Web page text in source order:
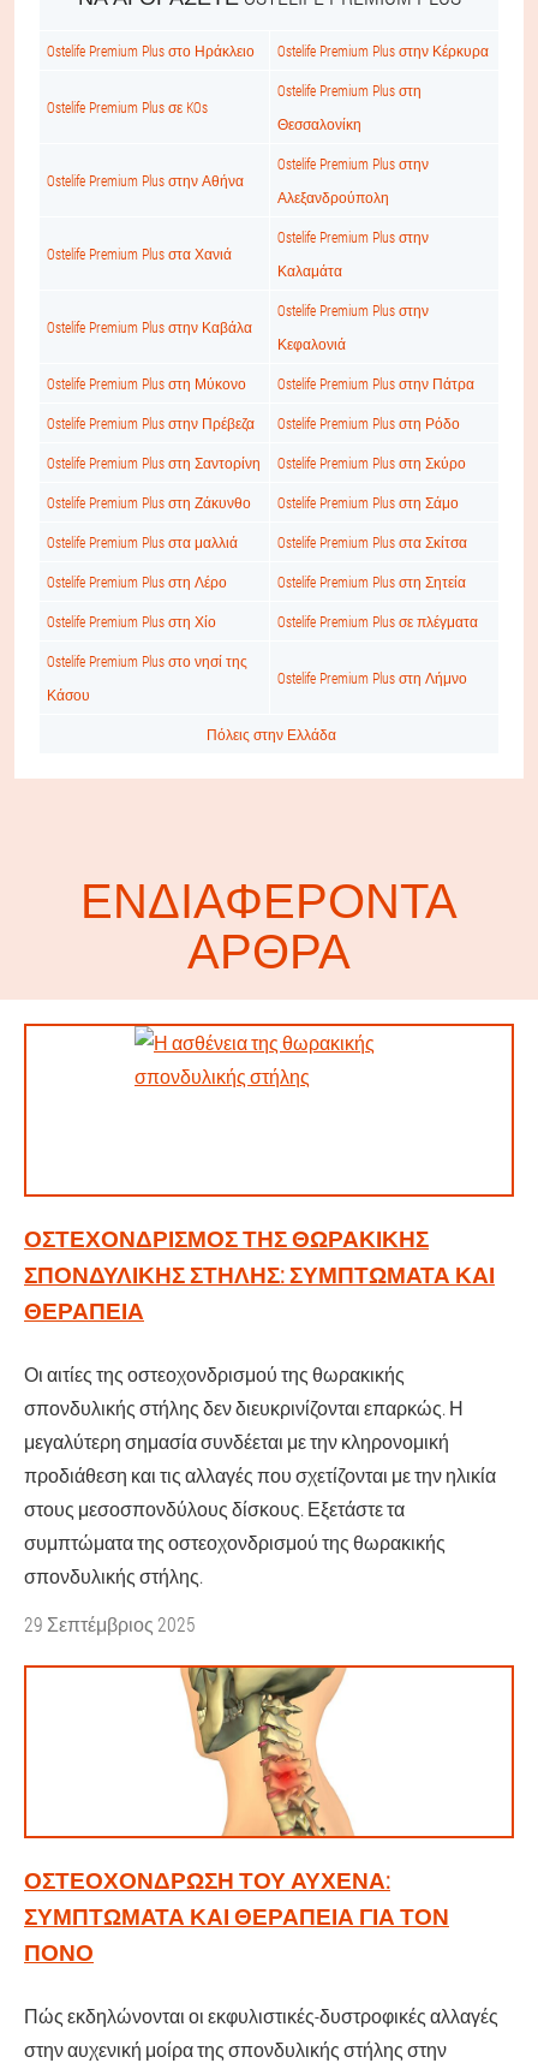
Ostelife Premium Plus στο Ηράκλειο Ostelife Premium Plus στην Κέρκυρα
Ostelife Premium Plus σε KOs
Ostelife Premium Plus στη
Θεσσαλονίκη
Ostelife Premium Plus στην Αθήνα
Ostelife Premium Plus στην
Αλεξανδρούπολη
Ostelife Premium Plus στα Χανιά
Ostelife Premium Plus στην
Καλαμάτα
Ostelife Premium Plus στην Καβάλα
Ostelife Premium Plus στην
Κεφαλονιά
Ostelife Premium Plus στη Μύκονο Ostelife Premium Plus στην Πάτρα
Ostelife Premium Plus στην Πρέβεζα Ostelife Premium Plus στη Ρόδο
Ostelife Premium Plus στη Σαντορίνη Ostelife Premium Plus στη Σκύρο
Ostelife Premium Plus στη Ζάκυνθο Ostelife Premium Plus στη Σάμο
Ostelife Premium Plus στα μαλλιά Ostelife Premium Plus στα Σκίτσα
Ostelife Premium Plus στη Λέρο Ostelife Premium Plus στη Σητεία
Ostelife Premium Plus στη Χίο Ostelife Premium Plus σε πλέγματα
Ostelife Premium Plus στο νησί της
Κάσου
Ostelife Premium Plus στη Λήμνο
Πόλεις στην Ελλάδα
ΕΝΔΙΑΦΈΡΟΝΤΑ
ΆΡΘΡΑ
ΟΣΤΕΧΟΝΔΡΙΣΜΌΣ ΤΗΣ ΘΩΡΑΚΙΚΉΣ
ΣΠΟΝΔΥΛΙΚΉΣ ΣΤΉΛΗΣ: ΣΥΜΠΤΏΜΑΤΑ ΚΑΙ
ΘΕΡΑΠΕΊΑ
Οι αιτίες της οστεοχονδρισμού της θωρακικής
σπονδυλικής στήλης δεν διευκρινίζονται επαρκώς. Η
μεγαλύτερη σημασία συνδέεται με την κληρονομική
προδιάθεση και τις αλλαγές που σχετίζονται με την ηλικία
στους μεσοσπονδύλους δίσκους. Εξετάστε τα
συμπτώματα της οστεοχονδρισμού της θωρακικής
σπονδυλικής στήλης.
29 Σεπτέμβριος 2025
ΟΣΤΕΟΧΌΝΔΡΩΣΗ ΤΟΥ ΑΥΧΈΝΑ:
ΣΥΜΠΤΏΜΑΤΑ ΚΑΙ ΘΕΡΑΠΕΊΑ ΓΙΑ ΤΟΝ
ΠΌΝΟ
Πώς εκδηλώνονται οι εκφυλιστικές-δυστροφικές αλλαγές
στην αυχενική μοίρα της σπονδυλικής στήλης στην